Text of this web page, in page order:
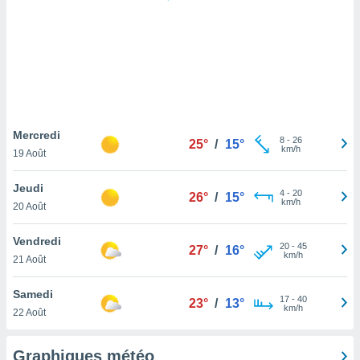
notre
que
et que
Mercredi
19 Août
25° / 15° 8- 26
km/h
Jeudi
20 Août
26° / 15° 4- 20
km/h
Vendredi
21 Août
27° / 16° 20- 45
km/h
Samedi
22 Août
23° / 13° 17- 40
km/h
Graphiques météo